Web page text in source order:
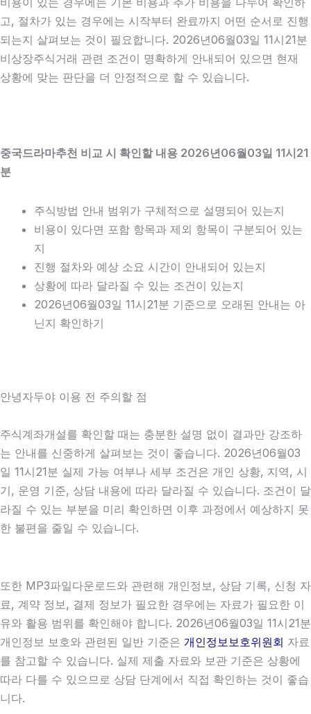
고, 절차가 있는 경우에는 시작부터 완료까지 어떤 순서로 진행
되는지 살펴보는 것이 필요합니다. 2026년06월03일 11시21분
비상장주식거래 관련 조건이 명확하게 안내되어 있으면 현재
상황에 맞는 판단을 더 안정적으로 할 수 있습니다.
중국드라마추천 비교 시 확인할 내용 2026년06월03일 11시21
분
주식방법 안내 범위가 구체적으로 설명되어 있는지
비용이 있다면 포함 항목과 제외 항목이 구분되어 있는
지
진행 절차와 예상 소요 시간이 안내되어 있는지
상황에 따라 달라질 수 있는 조건이 있는지
2026년06월03일 11시21분 기준으로 오래된 안내는 아
닌지 확인하기
안녕자두야 이용 전 주의할 점
주식계좌개설를 확인할 때는 충분한 설명 없이 결과만 강조하
는 안내를 신중하게 살펴보는 것이 좋습니다. 2026년06월03
일 11시21분 실제 가능 여부나 세부 조건은 개인 상황, 지역, 시
기, 운영 기준, 상담 내용에 따라 달라질 수 있습니다. 조건이 달
라질 수 있는 부분을 미리 확인하면 이후 과정에서 예상하지 못
한 불편을 줄일 수 있습니다.
또한 MP3파일다운로드와 관련해 개인정보, 상담 기록, 신청 자
료, 계약 정보, 결제 정보가 필요한 경우에는 자료가 필요한 이
유와 활용 범위를 확인해야 합니다. 2026년06월03일 11시21분
개인정보 보호와 관련된 일반 기준은 개인정보보호위원회 자료
를 참고할 수 있습니다. 실제 제출 자료와 보관 기준은 상황에
따라 다를 수 있으므로 상담 단계에서 직접 확인하는 것이 좋습
니다.